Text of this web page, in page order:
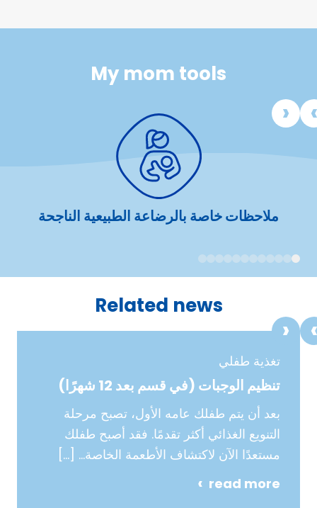
My mom tools
ملاحظات خاصة بالرضاعة الطبيعية الناجحة
1
2
3
4
5
6
7
8
9
10
11
12
Related news
تغذية طفلي
تنظيم الوجبات (في قسم بعد 12 شهرًا)
بعد أن يتم طفلك عامه الأول، تصبح مرحلة
التنويع الغذائي أكثر تقدمًا. فقد أصبح طفلك
مستعدًا الآن لاكتشاف الأطعمة الخاصة… […]
read more